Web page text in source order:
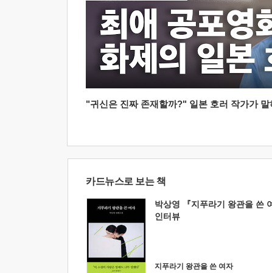
"귀신은 진짜 존재할까?" 일본 호러 작가가
카드뉴스로 보는 책
박상영 『지푸라기 왕관을 쓴
인터뷰
지푸라기 왕관을 쓴 여자